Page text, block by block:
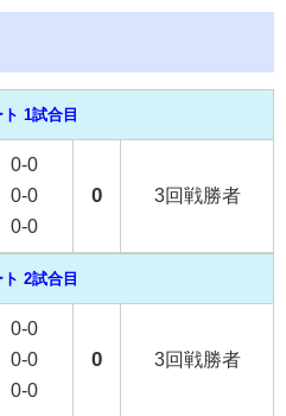
1試合目
0-0
0-0
0-0
0 3回戦勝者
2試合目
0-0
0-0
0-0
0 3回戦勝者